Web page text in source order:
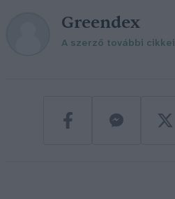
Greendex
A szerző további cikkei